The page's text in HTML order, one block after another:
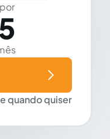
por
quando quiser